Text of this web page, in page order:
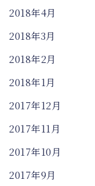
2018年4月
2018年3月
2018年2月
2018年1月
2017年12月
2017年11月
2017年10月
2017年9月